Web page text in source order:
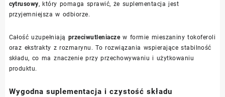
cytrusowy, który pomaga sprawić, że suplementacja jest
przyjemniejsza w odbiorze.
Całość uzupełniają przeciwutleniaczew formie mieszaniny tokoferoli
oraz ekstrakty z rozmarynu. To rozwiązania wspierające stabilność
składu, co ma znaczenie przy przechowywaniu i użytkowaniu
produktu.
Wygodna suplementacja i czystość składu